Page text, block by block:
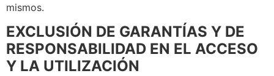
mismos.
EXCLUSIÓN DE GARANTÍAS Y DE
RESPONSABILIDAD EN EL ACCESO
Y LA UTILIZACIÓN